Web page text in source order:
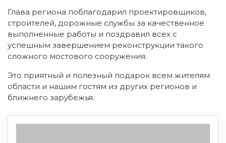
Глава региона поблагодарил проектировщиков,
строителей, дорожные службы за качественное
выполненные работы и поздравил всех с
успешным завершением реконструкции такого
сложного мостового сооружения.
Это приятный и полезный подарок всем жителям
области и нашим гостям из других регионов и
ближнего зарубежья.